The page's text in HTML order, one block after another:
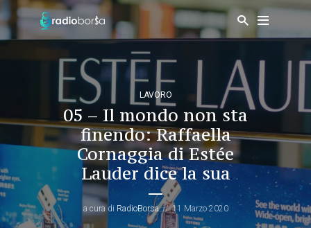
LAVORO
05 – Il mondo non sta
finendo: Raffaella
Cornaggia di Estée
Lauder dice la sua
a cura di RadioBorsa 11 Marzo 2020